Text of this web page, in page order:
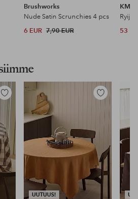
Brushworks
Nude Satin Scrunchies 4 pcs
6 EUR 7,90 EUR
KM
53
UUTUUS!
Lisää